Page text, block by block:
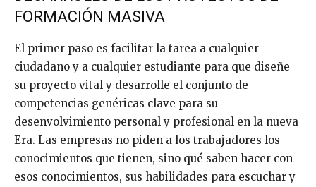
FORMACIÓN MASIVA
El primer paso es facilitar la tarea a cualquier
ciudadano y a cualquier estudiante para que diseñe
su proyecto vital y desarrolle el conjunto de
competencias genéricas clave para su
desenvolvimiento personal y profesional en la nueva
Era. Las empresas no piden a los trabajadores los
conocimientos que tienen, sino qué saben hacer con
esos conocimientos, sus habilidades para escuchar y